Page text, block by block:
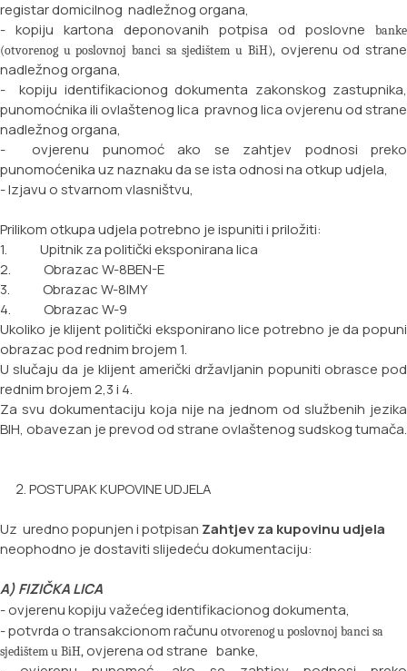
registardomicilnog nadležnog organa,
- kopiju kartona deponovanih potpisa od poslovne
banke
(otvorenog u poslovnoj banci sa sjedištemu BiH),ovjerenu od strane
nadležnog organa,
- kopiju identifikacionog dokumenta zakonskog zastupnika,
punomoćnika ili ovlaštenog lica pravnog lica ovjerenu od strane
nadležnog organa,
- ovjerenu punomoć ako se zahtjev podnosi preko
punomoćenika uz naznaku da se ista odnosi na otkup udjela,
- Izjavu o stvarnom vlasništvu,
Prilikom otkupa udjela potrebno je ispuniti i priložiti:
1. Upitnik za politički eksponirana lica
2. Obrazac W-8BEN-E
3. Obrazac W-8IMY
4. Obrazac W-9
Ukoliko je klijent politički eksponirano lice potrebno je da popuni
obrazac pod rednim brojem 1.
U slučaju da je klijent američki državljanin popuniti obrasce pod
rednim brojem 2,3 i 4.
Za svu dokumentaciju koja nije na jednom od službenih jezika
BIH, obavezan je prevod od strane ovlaštenog sudskog tumača.
POSTUPAK KUPOVINE UDJELA
Uz uredno popunjen i potpisan Zahtjev za kupovinu udjela
neophodno je dostaviti slijedeću dokumentaciju:
A) FIZIČKA LICA
- ovjerenu kopiju važećeg identifikacionog dokumenta,
- potvrda o transakcionom računu otvorenog u poslovnoj banci sa
sjedištem u BiH, ovjerena od strane banke,